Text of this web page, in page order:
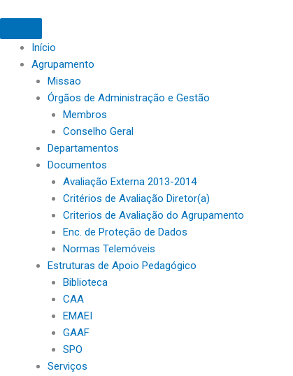
Início
Agrupamento
Missao
Órgãos de Administração e Gestão
Membros
Conselho Geral
Departamentos
Documentos
Avaliação Externa 2013-2014
Critérios de Avaliação Diretor(a)
Criterios de Avaliação do Agrupamento
Enc. de Proteção de Dados
Normas Telemóveis
Estruturas de Apoio Pedagógico
Biblioteca
CAA
EMAEI
GAAF
SPO
Serviços